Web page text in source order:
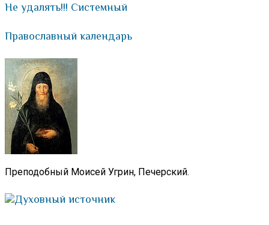
Не удалять!!! Системный
Православный календарь
Преподобный Моисей Угрин, Печерский.
Духовный источник